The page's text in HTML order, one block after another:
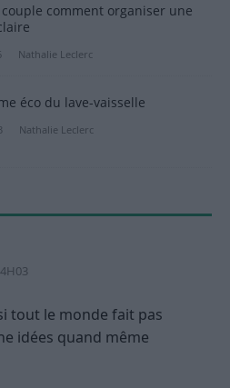
comment organiser une
Nathalie Leclerc
éco du lave-vaisselle
Nathalie Leclerc
tout le monde fait pas
idées quand même